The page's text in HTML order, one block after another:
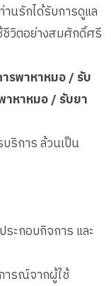
นรักได้รับการดูแล
วิตอย่างสมศักดิ์ศรี
รพาหาหมอ / รับ
าหาหมอ / รับยา
ริการ ล้วนเป็น
ะกอบกิจการ และ
ารณ์จากผู้ใช้